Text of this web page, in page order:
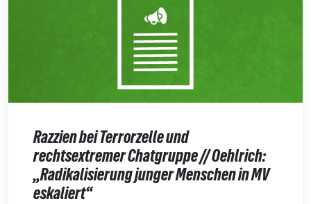
Razzien bei Terrorzelle und
rechtsextremer Chatgruppe // Oehlrich:
„Radikalisierung junger Menschen in MV
eskaliert“